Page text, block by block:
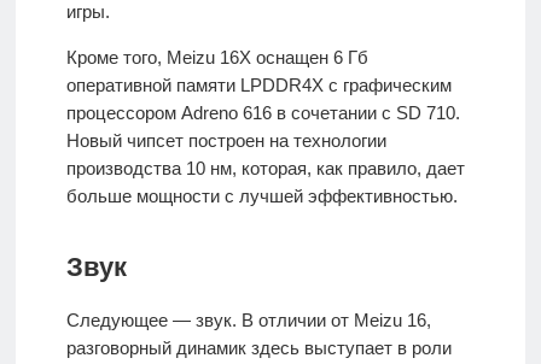
игры.
Кроме того, Meizu 16X оснащен 6 Гб
оперативной памяти LPDDR4X с графическим
процессором Adreno 616 в сочетании с SD 710.
Новый чипсет построен на технологии
производства 10 нм, которая, как правило, дает
больше мощности с лучшей эффективностью.
Звук
Следующее — звук. В отличии от Meizu 16,
разговорный динамик здесь выступает в роли